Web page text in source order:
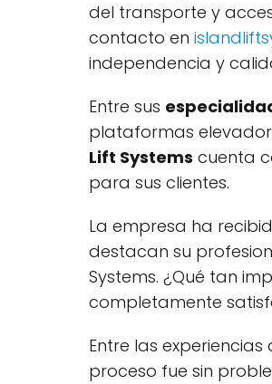
del transporte y
contacto en
independencia y
Entre sus
plataformas
Lift Systems cuenta
para sus clientes.
La empresa ha
destacan su
Systems. ¿Qué tan
completamente
Entre las
proceso fue sin